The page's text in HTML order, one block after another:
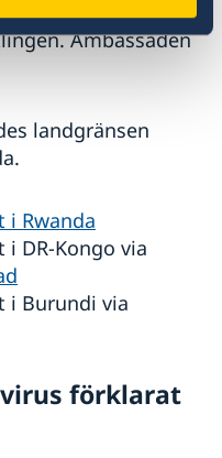
att vara
Ambassaden
landgränsen
i Rwanda
DR-Kongo via
i Burundi via
förklarat